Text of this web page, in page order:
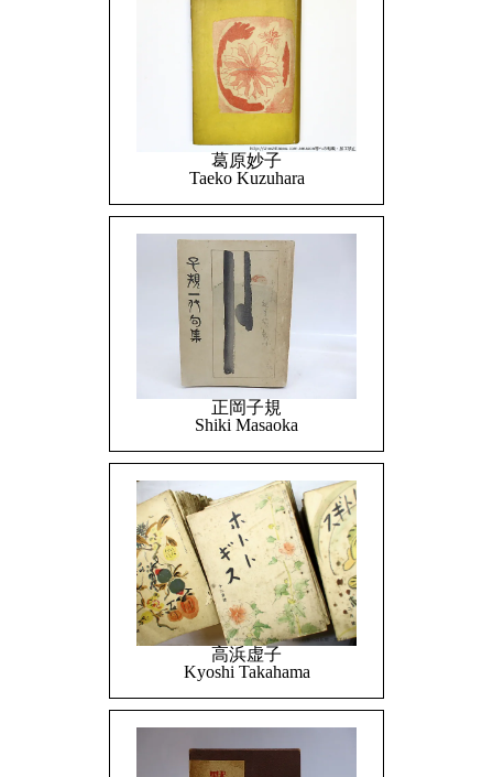
葛原妙子
Taeko Kuzuhara
正岡子規
Shiki Masaoka
高浜虚子
Kyoshi Takahama